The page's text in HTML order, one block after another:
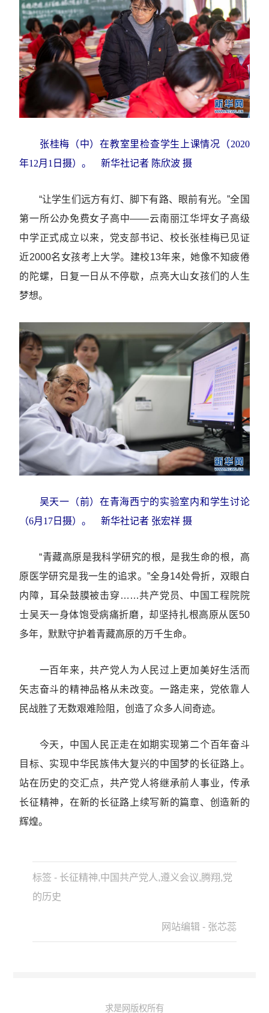
张桂梅（中）在教室里检查学生上课情况（2020
年12月1日摄）。 新华社记者 陈欣波 摄
“让学生们远方有灯、脚下有路、眼前有光。”全国
第一所公办免费女子高中——云南丽江华坪女子高级
中学正式成立以来，党支部书记、校长张桂梅已见证
近2000名女孩考上大学。建校13年来，她像不知疲倦
的陀螺，日复一日从不停歇，点亮大山女孩们的人生
梦想。
吴天一（前）在青海西宁的实验室内和学生讨论
（6月17日摄）。 新华社记者 张宏祥 摄
“青藏高原是我科学研究的根，是我生命的根，高
原医学研究是我一生的追求。”全身14处骨折，双眼白
内障，耳朵鼓膜被击穿……共产党员、中国工程院院
士吴天一身体饱受病痛折磨，却坚持扎根高原从医50
多年，默默守护着青藏高原的万千生命。
一百年来，共产党人为人民过上更加美好生活而
矢志奋斗的精神品格从未改变。一路走来，党依靠人
民战胜了无数艰难险阻，创造了众多人间奇迹。
今天，中国人民正走在如期实现第二个百年奋斗
目标、实现中华民族伟大复兴的中国梦的长征路上。
站在历史的交汇点，共产党人将继承前人事业，传承
长征精神，在新的长征路上续写新的篇章、创造新的
辉煌。
标签 - 长征精神,中国共产党人,遵义会议,腾翔,党
的历史
网站编辑 - 张芯蕊
求是网版权所有